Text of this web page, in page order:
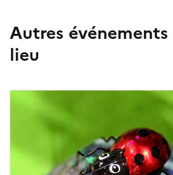
Autres événements
lieu